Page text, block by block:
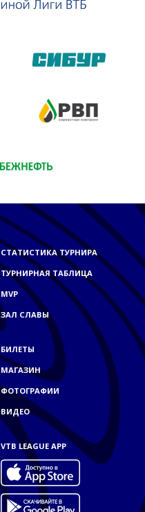
СТАТИСТИКА ТУРНИРА
ТУРНИРНАЯ ТАБЛИЦА
MVP
ЗАЛ СЛАВЫ
БИЛЕТЫ
МАГАЗИН
ФОТОГРАФИИ
ВИДЕО
VTB LEAGUE APP